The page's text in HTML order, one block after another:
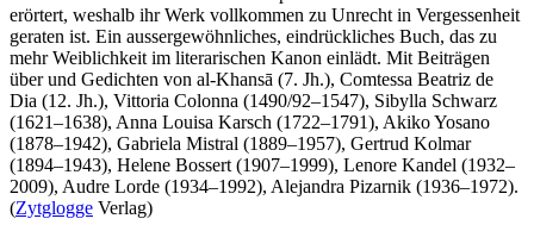
erörtert, weshalb ihr Werk vollkommen zu Unrecht in Vergessenheit
geraten ist. Ein aussergewöhnliches, eindrückliches Buch, das zu
mehr Weiblichkeit im literarischen Kanon einlädt. Mit Beiträgen
über und Gedichten von al-Khansā (7. Jh.), Comtessa Beatriz de
Dia (12. Jh.), Vittoria Colonna (1490/92–1547), Sibylla Schwarz
(1621–1638), Anna Louisa Karsch (1722–1791), Akiko Yosano
(1878–1942), Gabriela Mistral (1889–1957), Gertrud Kolmar
(1894–1943), Helene Bossert (1907–1999), Lenore Kandel (1932–
2009), Audre Lorde (1934–1992), Alejandra Pizarnik (1936–1972).
(Zytglogge Verlag)